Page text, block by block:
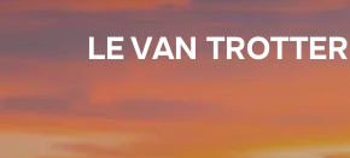
LE VAN TROTTER